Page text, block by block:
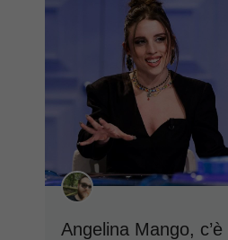
Angelina Mango,